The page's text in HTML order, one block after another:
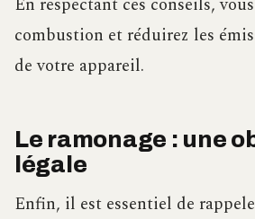
En respectant ces conseils,
combustion et réduirez les
de votre appareil.
Le ramonage : une
légale
Enfin, il est essentiel de